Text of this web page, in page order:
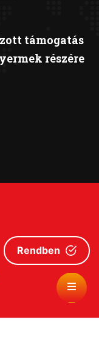
támogatás
részére
Rendben